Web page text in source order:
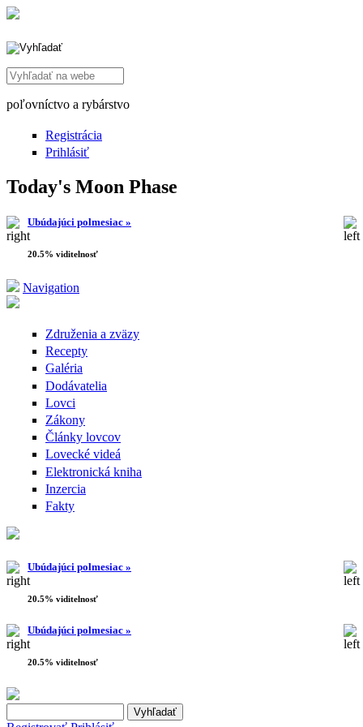
Search this site
poľovníctvo a rybárstvo
Registrácia
Prihlásiť
Today's Moon Phase
Ubúdajúci polmesiac »
20.5% viditelnosť
Navigation
Združenia a zväzy
Recepty
Galéria
Dodávatelia
Lovci
Zákony
Články lovcov
Lovecké videá
Elektronická kniha
Inzercia
Fakty
Ubúdajúci polmesiac »
20.5% viditelnosť
Ubúdajúci polmesiac »
20.5% viditelnosť